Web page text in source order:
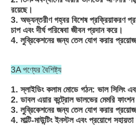
রয়েছে।
3. অভ্যন্তরীণ গহ্বর বিশেষ প্রক্রিয়াকরণ
চাপ এবং দীর্ঘ পরিষেবা জীবন প্রদান করে।
4. লুব্রিকেশনের জন্য তেল যোগ করার
3A পণ্যের বৈশিষ্ট্য
1. স্লাইডিং কলাম মোডে গঠন: ভাল সিলিং
2. ডাবল এয়ার কন্ট্রোল ভালভের মেমরি ফাংশন
3. লুব্রিকেশনের জন্য তেল যোগ করার
4. মাল্টি-মাউন্টিং ইনস্টল এবং প্রয়োগে